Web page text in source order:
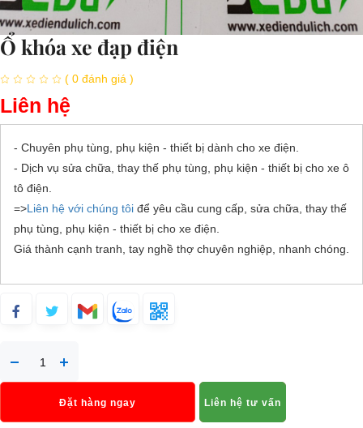
Ổ khóa xe đạp điện
( 0 đánh giá )
Liên hệ
- Chuyên phụ tùng, phụ kiện - thiết bị dành cho xe điện.
- Dịch vụ sửa chữa, thay thế phụ tùng, phụ kiện - thiết bị cho xe ô
tô điện.
=>Liên hệ với chúng tôi để yêu cầu cung cấp, sửa chữa, thay thế
phụ tùng, phụ kiện - thiết bị cho xe điện.
Giá thành cạnh tranh, tay nghề thợ chuyên nghiệp, nhanh chóng.
Đặt hàng ngay Liên hệ tư vấn